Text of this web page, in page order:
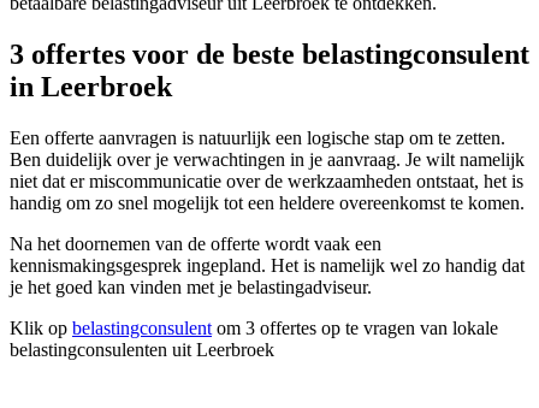
3 offertes voor de beste belastingconsulent
in Leerbroek
Een offerte aanvragen is natuurlijk een logische stap om te zetten.
Ben duidelijk over je verwachtingen in je aanvraag. Je wilt namelijk
niet dat er miscommunicatie over de werkzaamheden ontstaat, het is
handig om zo snel mogelijk tot een heldere overeenkomst te komen.
Na het doornemen van de offerte wordt vaak een
kennismakingsgesprek ingepland. Het is namelijk wel zo handig dat
je het goed kan vinden met je belastingadviseur.
Klik op belastingconsulent om 3 offertes op te vragen van lokale
belastingconsulenten uit Leerbroek